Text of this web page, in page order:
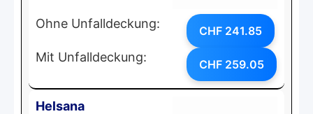
Ohne Unfalldeckung: CHF 241.85
Mit Unfalldeckung: CHF 259.05
Helsana